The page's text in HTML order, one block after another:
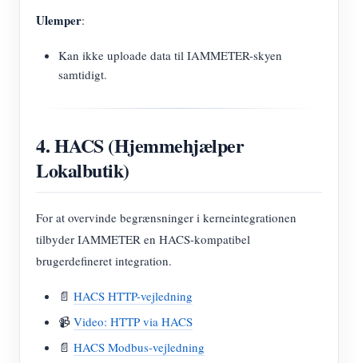
Ulemper:
Kan ikke uploade data til IAMMETER-skyen
samtidigt.
4. HACS (Hjemmehjælper
Lokalbutik)
For at overvinde begrænsninger i kerneintegrationen
tilbyder IAMMETER en HACS-kompatibel
brugerdefineret integration.
📄 HACS HTTP-vejledning
📹 Video: HTTP via HACS
📄 HACS Modbus-vejledning